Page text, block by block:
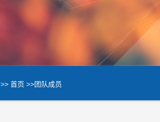
>> 首页 >>团队成员